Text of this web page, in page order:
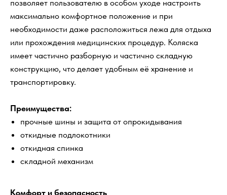
позволяет пользователю в особом уходе настроить
максимально комфортное положение и при
необходимости даже расположиться лежа для отдыха
или прохождения медицинских процедур. Коляска
имеет частично разборную и частично складную
конструкцию, что делает удобным её хранение и
транспортировку.
Преимущества:
прочные шины и защита от опрокидывания
откидные подлокотники
откидная спинка
складной механизм
Комфорт и безопасность